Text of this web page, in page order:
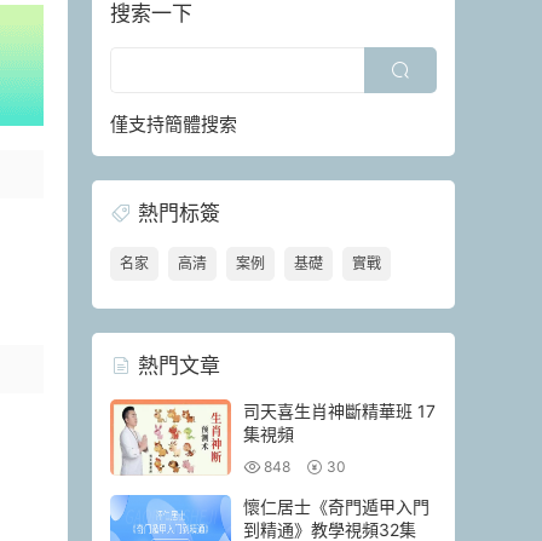
搜索一下
僅支持簡體搜索
熱門标簽
名家 高清 案例 基礎 實戰
熱門文章
司天喜生肖神斷精華班 17
集視頻
848 30
懷仁居士《奇門遁甲入門
到精通》教學視頻32集